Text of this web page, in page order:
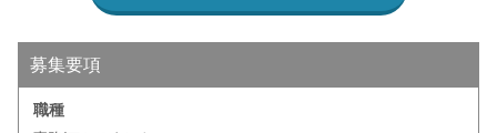
募集要項
職種